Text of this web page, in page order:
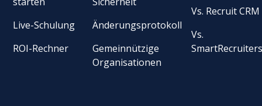
Live-Schulung
ROI-Rechner
Änderungsprotokoll
Gemeinnützige
Organisationen
Vs. Recruit CRM
Vs.